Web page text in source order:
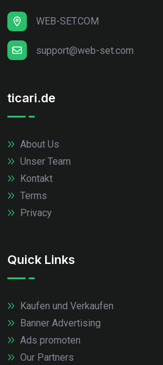
WEB-SET.COM
support@web-set.com
ticari.de
About Us
Unser Team
Kontakt
Terms
Privacy
Quick Links
Kaufen und Verkaufen
Banner Advertising
Ads promoten
Our Partners